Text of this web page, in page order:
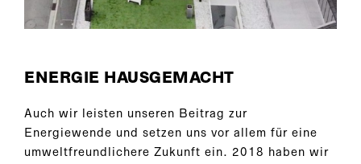
ENERGIE HAUSGEMACHT
Auch wir leisten unseren Beitrag zur
Energiewende und setzen uns vor allem für eine
umweltfreundlichere Zukunft ein. 2018 haben wir